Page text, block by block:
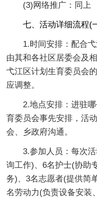
(3)网络推广：同上
七、活动详细流程(
1.时间安排：配合弋
由其和各社区居委会及
弋江区计划生育委员会
应调整。
2.地点安排：进驻哪
育委员会事先安排，活
会、乡政府沟通。
3.参加人员：每次活
询工作)、6名护士(协助
务)、3名志愿者(提供简
名劳动力(负责设备安装